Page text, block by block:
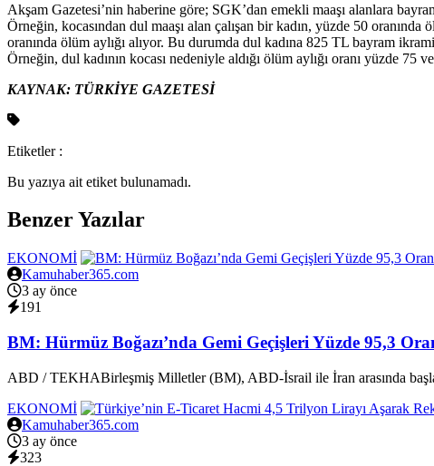
Akşam Gazetesi’nin haberine göre; SGK’dan emekli maaşı alanlara
Örneğin, kocasından dul maaşı alan çalışan bir kadın, yüzde 50
oranında ölüm aylığı alıyor. Bu durumda dul kadına 825 TL bayram
Örneğin, dul kadının kocası nedeniyle aldığı ölüm aylığı oranı yüzde 75
KAYNAK: TÜRKİYE GAZETESİ
Etiketler :
Bu yazıya ait etiket bulunamadı.
Benzer Yazılar
EKONOMİ
Kamuhaber365.com
3 ay önce
191
BM: Hürmüz Boğazı’nda Gemi Geçişleri Yüzde 95,3
ABD / TEKHABirleşmiş Milletler (BM), ABD-İsrail ile İran arasında
EKONOMİ
Kamuhaber365.com
3 ay önce
323